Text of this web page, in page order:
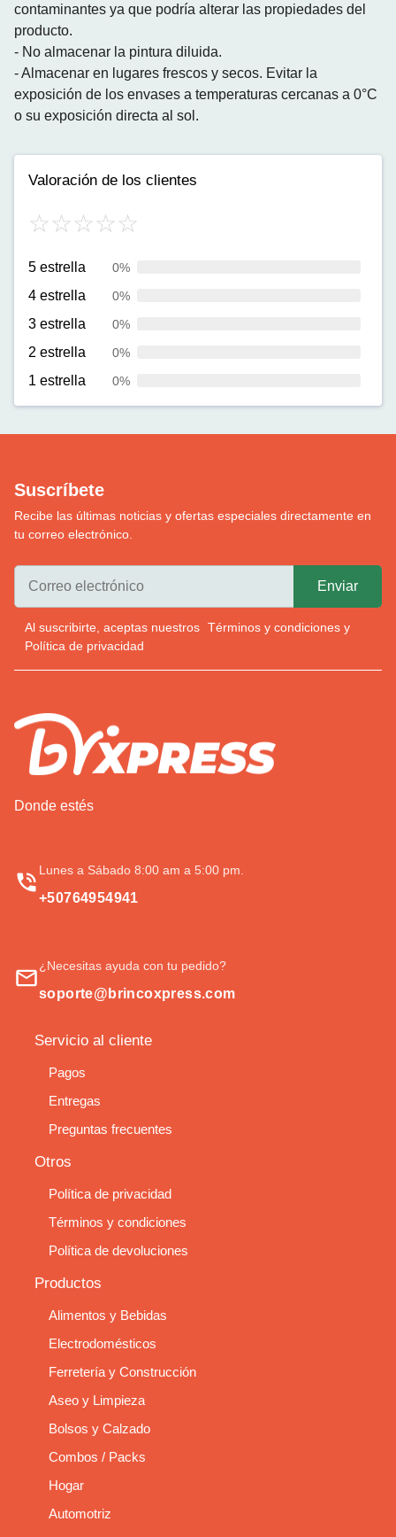
contaminantes ya que podría alterar las propiedades del
producto.
- No almacenar la pintura diluida.
- Almacenar en lugares frescos y secos. Evitar la
exposición de los envases a temperaturas cercanas a 0°C
o su exposición directa al sol.
Valoración de los clientes
5 estrella 0%
4 estrella 0%
3 estrella 0%
2 estrella 0%
1 estrella 0%
Suscríbete
Recibe las últimas noticias y ofertas especiales directamente en
tu correo electrónico.
Al suscribirte, aceptas nuestros Términos y condiciones y
Política de privacidad
Donde estés
Lunes a Sábado 8:00 am a 5:00 pm.
+50764954941
¿Necesitas ayuda con tu pedido?
soporte@brincoxpress.com
Servicio al cliente
Pagos
Entregas
Preguntas frecuentes
Otros
Política de privacidad
Términos y condiciones
Política de devoluciones
Productos
Alimentos y Bebidas
Electrodomésticos
Ferretería y Construcción
Aseo y Limpieza
Bolsos y Calzado
Combos / Packs
Hogar
Automotriz